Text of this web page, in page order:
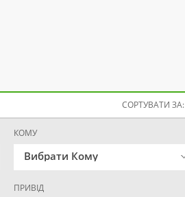
СОРТУВАТИ ЗА:
КОМУ
Вибрати Кому
ПРИВІД